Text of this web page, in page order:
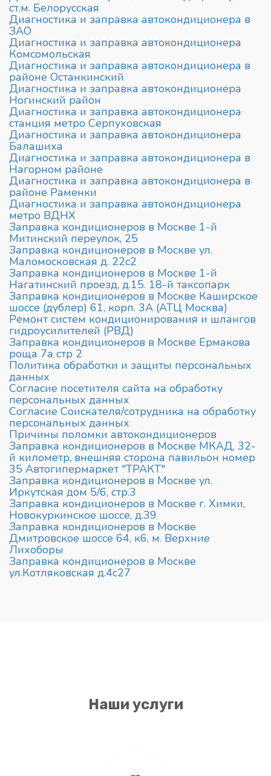
ст.м. Белорусская
Диагностика и заправка автокондиционера в
ЗАО
Диагностика и заправка автокондиционера
Комсомольская
Диагностика и заправка автокондиционера в
районе Останкинский
Диагностика и заправка автокондиционера
Ногинский район
Диагностика и заправка автокондиционера
станция метро Серпуховская
Диагностика и заправка автокондиционера
Балашиха
Диагностика и заправка автокондиционера в
Нагорном районе
Диагностика и заправка автокондиционера в
районе Раменки
Диагностика и заправка автокондиционера
метро ВДНХ
Заправка кондиционеров в Москве 1-й
Митинский переулок, 25
Заправка кондиционеров в Москве ул.
Маломосковская д. 22с2
Заправка кондиционеров в Москве 1-й
Нагатинский проезд, д.15. 18-й таксопарк
Заправка кондиционеров в Москве Каширское
шоссе (дублер) 61, корп. 3А (АТЦ Москва)
Ремонт систем кондиционирования и шлангов
гидроусилителей (РВД)
Заправка кондиционеров в Москве Ермакова
роща 7а стр 2
Политика обработки и защиты персональных
данных
Согласие посетителя сайта на обработку
персональных данных
Согласие Соискателя/сотрудника на обработку
персональных данных
Причины поломки автокондиционеров
Заправка кондиционеров в Москве МКАД, 32-
й километр, внешняя сторона павильон номер
35 Автогипермаркет "ТРАКТ"
Заправка кондиционеров в Москве ул.
Иркутская дом 5/6, стр.3
Заправка кондиционеров в Москве г. Химки,
Новокуркинское шоссе, д.39
Заправка кондиционеров в Москве
Дмитровское шоссе 64, к6, м. Верхние
Лихоборы
Заправка кондиционеров в Москве
ул.Котляковская д.4с27
Наши услуги